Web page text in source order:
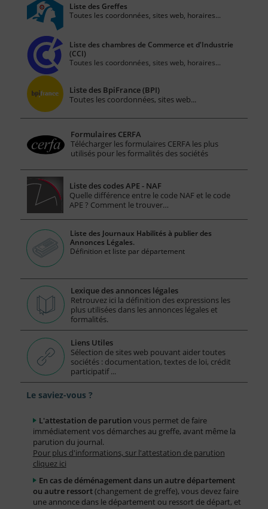
Liste des Greffes
Toutes les coordonnées, sites web, horaires...
Liste des chambres de Commerce et d'Industrie
(CCI)
Toutes les coordonnées, sites web, horaires...
Liste des BpiFrance (BPI)
Toutes les coordonnées, sites web...
Formulaires CERFA
Télécharger les formulaires CERFA les plus
utilisés pour les formalités des sociétés
Liste des codes APE - NAF
Quelle différence entre le code NAF et le code
APE ? Comment le trouver…
Liste des Journaux Habilités à publier des
Annonces Légales.
Définition et liste par département
Lexique des annonces légales
Retrouvez ici la définition des expressions les
plus utilisées dans les annonces légales et
formalités.
Liens Utiles
Sélection de sites web pouvant aider toutes
sociétés : documentation, textes de loi, crédit
participatif ...
Le saviez-vous ?
L'attestation de parution vous permet de faire
immédiatement vos démarches au greffe, avant même la
parution du journal.
Pour plus d'informations, sur l'attestation de parution
cliquez ici
En cas de déménagement dans un autre département
ou autre ressort(changement de greffe), vous devez faire
une annonce dans le département ou ressort de départ, et